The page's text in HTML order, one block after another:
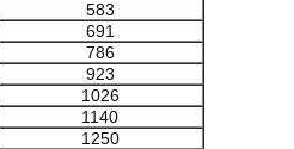
583
691
786
923
1026
1140
1250